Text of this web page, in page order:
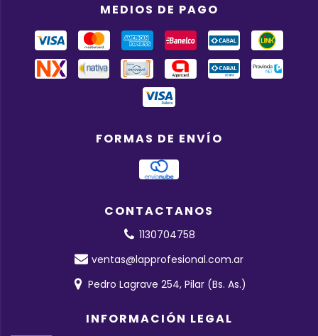
MEDIOS DE PAGO
FORMAS DE ENVÍO
CONTACTANOS
1130704758
ventas@lapprofesional.com.ar
Pedro Lagrave 254, Pilar (Bs. As.)
INFORMACIÓN LEGAL